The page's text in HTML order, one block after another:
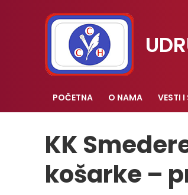
POČETNA O NAMA VESTI
KK
košarke –